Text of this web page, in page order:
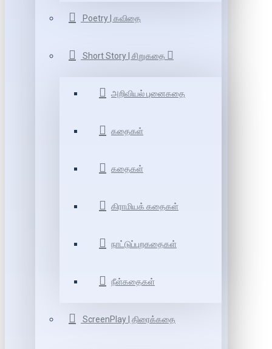
Poetry | கவிதை
Short Story | சிறுகதை
அறிவியல் புனைகதை
கதைகள்
கதைகள்
கிராமியக் கதைகள்
நாட்டுப்புறகதைகள்
நீள்கதைகள்
ScreenPlay | திரைக்கதை